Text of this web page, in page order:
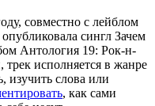
совместно с лейблом
сингл Зачем
Антология 19: Рок-н-
исполняется в жанре
изучить слова или
, как сами